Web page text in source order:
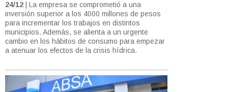
24/12 | La empresa se comprometió a una
inversión superior a los 4000 millones de pesos
para incrementar los trabajos en distintos
municipios. Además, se alienta a un urgente
cambio en los hábitos de consumo para empezar
a atenuar los efectos de la crisis hídrica.